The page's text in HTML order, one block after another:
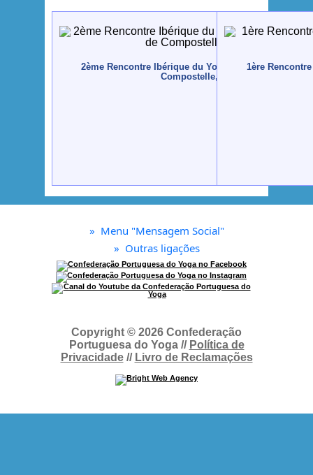
2ème Rencontre Ibérique du Yoga - 2008 - Saint
Compostelle, Espagne
1ère
» Menu "Mensagem Social"
» Outras ligações
Copyright © 2026 Confederação
Portuguesa do Yoga // Política de
Privacidade// Livro de Reclamações